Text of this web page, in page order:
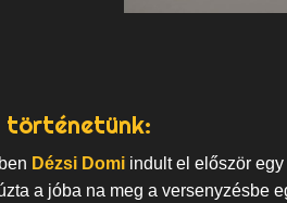
történetünk:
Dézsi Domi indult el először
a jóba na meg a versenyzésbe